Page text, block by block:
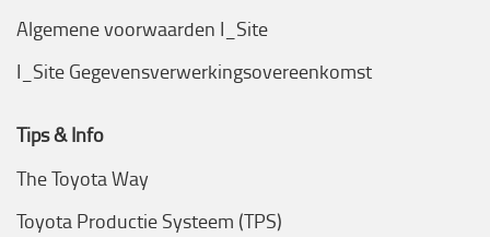
Algemene voorwaarden I_Site
I_Site Gegevensverwerkingsovereenkomst
Tips & Info
The Toyota Way
Toyota Productie Systeem (TPS)